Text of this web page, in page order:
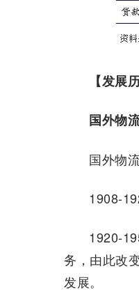
【发展
国外物
国外物
1908-
1920-
务，由此改
发展。